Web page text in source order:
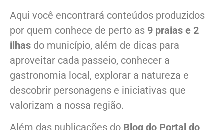
Aqui você encontrará conteúdos produzidos
por quem conhece de perto as 9 praias e 2
ilhas do município, além de dicas para
aproveitar cada passeio, conhecer a
gastronomia local, explorar a natureza e
descobrir personagens e iniciativas que
valorizam a nossa região.
Além das publicações do Blog do Portal do